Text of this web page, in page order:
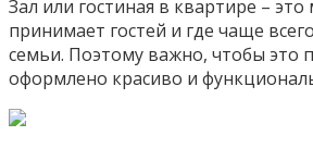
Зал или гостиная в квартире –
принимает гостей и где чаще
семьи. Поэтому важно, чтобы это
оформлено красиво и